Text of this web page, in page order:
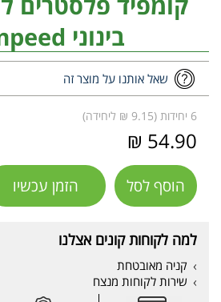
בינוני Compeed
שאל אותנו על מוצר זה
6 יחידות (9.15 ₪ ליחידה)
54.90 ₪
הוסף לסל הזמן עכשיו
למה לקוחות קונים אצלנו
קניה מאובטחת
שירות לקוחות מנצח